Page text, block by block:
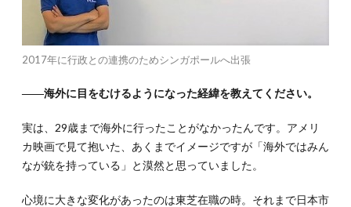
2017年に行政との連携のためシンガポールへ出張
――海外に目をむけるようになった経緯を教えてください。
実は、29歳まで海外に行ったことがなかったんです。アメリ
カ映画で見て抱いた、あくまでイメージですが「海外ではみん
なが銃を持っている」と漠然と思っていました。
心境に大きな変化があったのは東芝在職の時。それまで日本市